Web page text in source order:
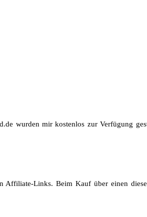
wurden mir kostenlos zur Verfügung
Affiliate-Links. Beim Kauf über einen